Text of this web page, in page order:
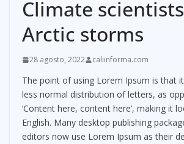
Climate
Arctic storms
28 agosto, 2022 caliinforma.com
The point of using Lorem Ipsum is that
less normal distribution of letters, as
‘Content here, content here’, making it
English. Many desktop publishing
editors now use Lorem Ipsum as their